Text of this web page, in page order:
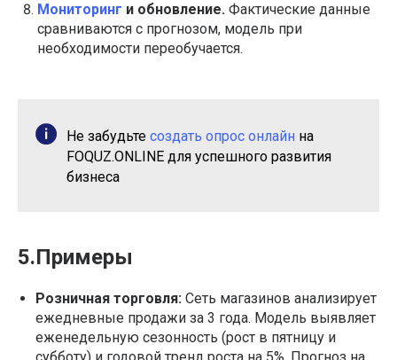
Мониторинг и обновление. Фактические данные
сравниваются с прогнозом, модель при
необходимости переобучается.
Не забудьте создать опрос онлайн на
FOQUZ.ONLINE для успешного развития
бизнеса
5.Примеры
Розничная торговля: Сеть магазинов анализирует
ежедневные продажи за 3 года. Модель выявляет
еженедельную сезонность (рост в пятницу и